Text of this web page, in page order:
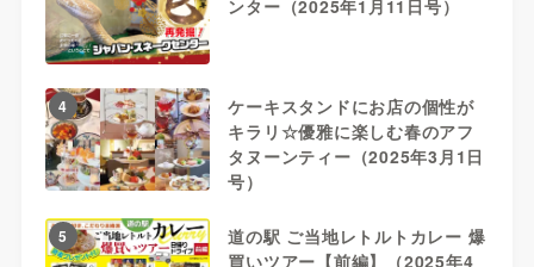
ンター（2025年1月11日号）
4
ケーキスタンドにお店の個性が
キラリ☆優雅に楽しむ春のアフ
タヌーンティー（2025年3月1日
号）
5
道の駅 ご当地レトルトカレー 爆
買いツアー【前編】（2025年4